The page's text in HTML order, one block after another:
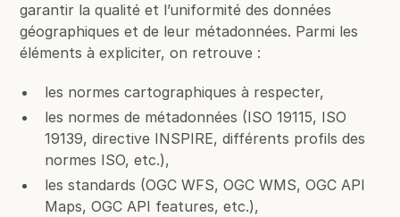
garantir la qualité et l’uniformité des données
géographiques et de leur métadonnées. Parmi les
éléments à expliciter, on retrouve :
les normes cartographiques à respecter,
les normes de métadonnées (ISO 19115, ISO
19139, directive INSPIRE, différents profils des
normes ISO, etc.),
les standards (OGC WFS, OGC WMS, OGC API
Maps, OGC API features, etc.),